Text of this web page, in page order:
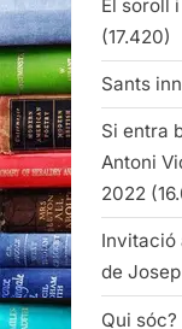
El soroll
(17.420)
Sants
Si entra
Antoni
2022
Invitació
de
Qui sóc?